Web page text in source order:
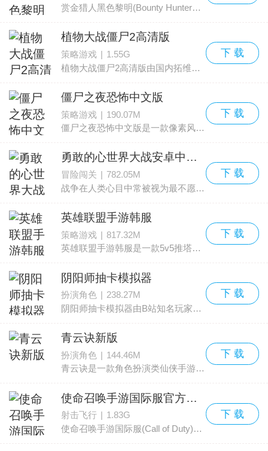
赏金猎人黑色黎明(Bounty Hunter： Black Dawn)融合了角色扮演（RPG）和第一人称射击的玩法，带来紧张又充满变化的操作体验。游戏设定独特，主线剧情丰富，任务种类繁多，BOSS挑战具有相
植物大战僵尸2高清版
策略游戏 | 1.55G
植物大战僵尸2高清版由国内拓维信息系统股份有限公司推出，是一款益智策略类塔防手游，也是《植物大战僵尸》系列的全新续作。保留了经典玩法的核心内容的同时，加入了叶绿素、手
下 载
僵尸之夜恐怖中文版
策略游戏 | 190.07M
僵尸之夜恐怖中文版是一款像素风格的街机冒险作品。画面呈现出冰冷暗黑的气氛，风格古怪且带有趣味性。玩家可以借助游戏中独特的变异系统大量生成僵尸，这点和以往的同类作品有
下 载
勇敢的心世界大战安卓中文版
冒险闯关 | 782.05M
战争在人类心目中常被视为最不愿看到的景象。本次推荐一款由育碧推出、以世界大战为背景的冒险解谜作品——《勇敢的心：世界大战》安卓中文版。该版本已完成汉化，移除了付费验
下 载
英雄联盟手游韩服
策略游戏 | 817.32M
英雄联盟手游韩服是一款5v5推塔类手游，当前版本支持韩服与国际服账户登录，并且提供英文与韩文两种语言选项，玩家上线后在设置中切换到韩文即可，为韩国玩家开辟了便捷通道，明显提
下 载
阴阳师抽卡模拟器
扮演角色 | 238.27M
阴阳师抽卡模拟器由B站知名玩家打造，呈现了一个高度还原的阴阳师召唤体验。该工具把官方抽卡体系搬到了手机上，例如涵盖普通召唤、神秘召唤、勾玉召唤和现世召唤四种模式；还有
下 载
青云诀新版
扮演角色 | 144.46M
青云诀是一款角色扮演类仙侠手游，2017年度国民级修仙力作，忠实再现了唯美古典的仙侠世界。三界战场与单挑竞技并存，新的PVP玩法火热上线，支持离线挂机，角色离线也能快速成长。华
下 载
使命召唤手游国际服官方正版(Call of Duty)
射击飞行
1.83G
使命召唤手游国际服(Call of Duty)又译：使命召唤Mobile是由美国动视（Activision）推出的第一人称射击游戏，本作为该手游的国际版本，另有繁中版及韩文版。
下 载